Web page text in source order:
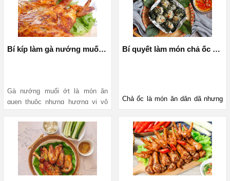
của MediaMart sẽ hướng dẫn
bạn chi tiết các bước làm đùi gà
quay tiêu đen bằng nồi chiên
không dầu nhanh chóng, đơn
giản.
không dầu vừa đơn giản lại vừa
chuẩn vị nhà hàng. Bài viết dưới
đây của MediaMart sẽ hướng
dẫn bạn cách làm chi tiết.
Bí kíp làm gà nướng muối ớt thơm ngon bằng nồi chiên không dầu
Gà nướng muối ớt là món ăn
quen thuộc nhưng hương vị vô
hiện trên bữa cơm của gia đình
Việt. Vậy bạn đã biết cách làm
gà nướng muối ớt bằng nồi chiên
không dầu hay chưa? Hãy đọc
ngay bài viết dưới đây để nắm
được các thông tin chi tiết.
Bí quyết làm món chả ốc ngon bằng nồi chiên không dầu
Chả ốc là món ăn dân dã nhưng
nhiều dinh dưỡng cũng là cách
chế biến hấp dẫn từ nguyên liệu
ốc ( ốc nhồi, ốc vặn..). Chả ốc
giòn sật cùng hòa quyện với mùi
thơm đặc trưng của lá tía tô và lá
lốt mang tới món ăn hấp dẫn.